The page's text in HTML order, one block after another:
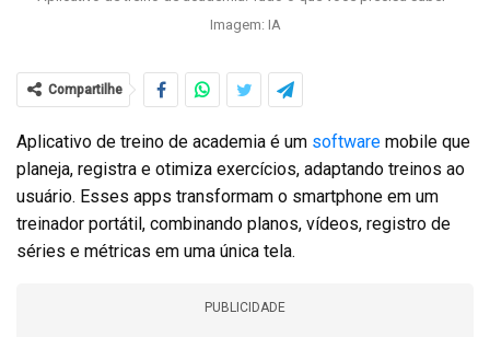
Imagem: IA
Compartilhe
Aplicativo de treino de academia é um software mobile que
planeja, registra e otimiza exercícios, adaptando treinos ao
usuário. Esses apps transformam o smartphone em um
treinador portátil, combinando planos, vídeos, registro de
séries e métricas em uma única tela.
PUBLICIDADE